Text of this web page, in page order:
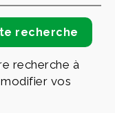
recherche à
vos